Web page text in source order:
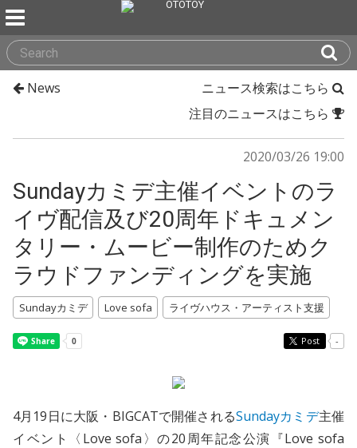
News
ニュース検索はこちら
注目のニュースはこちら
2020/03/26 19:00
Sundayカミデ主催イベントのラ
イヴ配信及び20周年ドキュメン
タリー・ムービー制作のためク
ラウドファンディングを実施
Sundayカミデ Love sofa ライヴハウス・アーティスト支援
Post -
4月19日に大阪・BIGCATで開催されるSundayカミデ主催
イベント〈Love sofa〉の20周年記念公演『Love sofa